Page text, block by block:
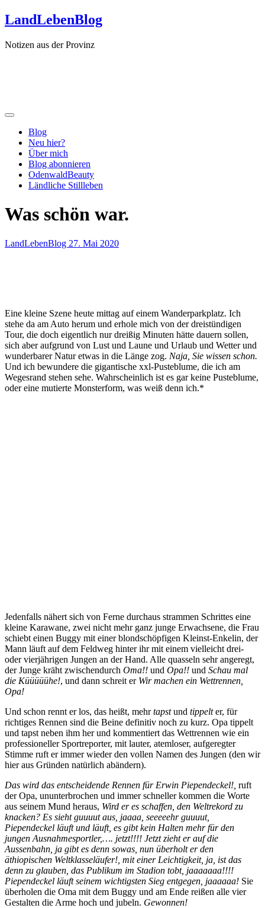
Zum
Inhalt
LandLebenBlog
Notizen aus der Provinz
Blog
Neu hier?
Über mich
Blog abonnieren
OdenwaldBeauty
Ländliche Stillleben
Was schön war.
LandLebenBlog 27. Mai 2020
Eine kleine Szene heute mittag auf einem Wanderparkplatz. Ich
stehe da am Auto herum und erhole mich von der dreistündigen
Tour, die doch eigentlich nur dreißig Minuten hätte dauern sollen,
sich aber aufgrund von Lust und Laune und Urlaub und Wetter und
wunderbarer Natur etwas in die Länge zog. Naja, Sie wissen schon.
Und ich bewundere die gigantische xxl-Pusteblume, die ich am
Wegesrand stehen sehe. Wahrscheinlich ist es gar keine Pusteblume,
oder eine mutierte Monsterform, was weiß denn ich.*
Jedenfalls nähert sich von Ferne durchaus strammen Schrittes eine
kleine Karawane, zwei nicht mehr ganz junge Erwachsene, die Frau
schiebt einen Buggy mit einer blondschöpfigen Kleinst-Enkelin, der
Mann läuft auf dem Feldweg hinter ihr mit einem vielleicht drei-
oder vierjährigen Jungen an der Hand. Alle quasseln sehr angeregt,
der Junge kräht zwischendurch Oma!! und Opa!! und Schau mal
die Küüüüühe!, und dann schreit er Wir machen ein Wettrennen,
Opa!
Und schon rennt er los, das heißt, mehrtapstund tippelter, für
richtiges Rennen sind die Beine definitiv noch zu kurz. Opa tippelt
und tapst neben ihm her und kommentiert das Wettrennen wie ein
professioneller Sportreporter, mit lauter, atemloser, aufgeregter
Stimme ruft er immer wieder den vollen Namen des Jungen (den wir
hier aus Gründen natürlich abändern).
Das wird das entscheidende Rennen für Erwin Piependeckel!, ruft
der Opa, ununterbrochen und immer schneller kommen die Worte
aus seinem Mund heraus, Wird er es schaffen, den Weltrekord zu
knacken? Es sieht guuuut aus, jaaaa, seeeeehr guuuut,
Piependeckel läuft und läuft, es gibt kein Halten mehr für den
jungen Ausnahmesportler,…. jetzt!!!! Jetzt zieht er auf die
Aussenbahn, ja gibt es denn sowas, nun überholt er den
äthiopischen Weltklasseläufer!, mit einer Leichtigkeit, ja, ist das
denn zu glauben, das Publikum im Stadion tobt, jaaaaaaa!!!!
Piependeckel läuft seinem wichtigsten Sieg entgegen, jaaaaaa! Sie
überholen die Oma mit dem Buggy und am Ende reißen alle vier
Gestalten die Arme hoch und jubeln. Gewonnen!